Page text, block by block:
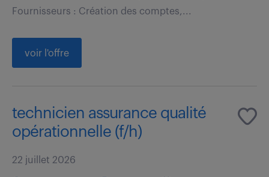
Fournisseurs : Création des comptes,...
voir l'offre
technicien assurance qualité
opérationnelle (f/h)
22 juillet 2026